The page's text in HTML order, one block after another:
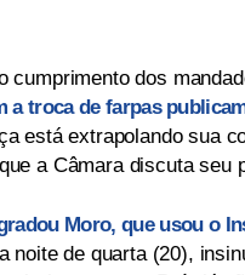
cumprimento dos
a troca de farpas
está extrapolando sua
a Câmara discuta seu
Moro, que usou o
noite de quarta (20),